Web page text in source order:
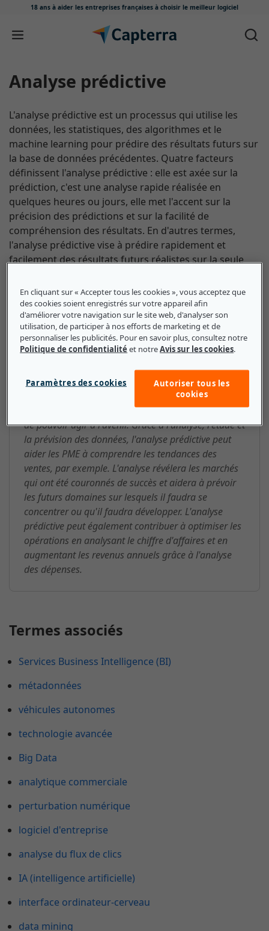
18 ans à aider les entreprises françaises à choisir le meilleur logiciel
Passer au contenu
analyse prédictive
L'analyse prédictive est un processus qui utilise les
données, les statistiques, des algorithmes et le
machine learning pour prédire des résultats futurs sur
la base de données précédentes. Quatre facteurs
définissent l'analyse prédictive : elle est axée sur la
prédiction, c'est une analyse rapide réalisée en
quelques heures ou jours, elle met l'accent sur la
précision des prédictions et sur la facilité de
compréhension des résultats. En d'autres termes,
l'analyse prédictive vise à prédire rapidement et
facilement des résultats futurs réalistes sur la seule
analyse prédictive : ce que les
petites et moyennes entreprises
Pour une PME, l'analyse prédictive est essentielle
pour réduire les risques en comprenant le passé afin
de pouvoir agir à l'avenir. Grâce à l'analyse, l'étude et
la prévision des données, l'analyse prédictive peut
aider les PME à comprendre les tendances des
ventes, par exemple. L'analyse révélera les marchés
qui ont été couronnés de succès et aidera à prévoir
les futurs domaines sur lesquels il faudra se
concentrer ou qu'il faudra développer. L'analyse
prédictive peut également contribuer à optimiser les
opérations en analysant le chiffre d'affaires et en
augmentant les revenus annuels grâce à l'analyse
des dépenses.
Termes associés
Services Business Intelligence (BI)
métadonnées
véhicules autonomes
technologie avancée
Big Data
analytique commerciale
perturbation numérique
logiciel d'entreprise
analyse du flux de clics
IA (intelligence artificielle)
interface ordinateur-cerveau
data mining
En cliquant sur « Accepter tous les cookies », vous acceptez que
des cookies soient enregistrés sur votre appareil afin
d'améliorer votre navigation sur le site web, d'analyser son
utilisation, de participer à nos efforts de marketing et de
personnaliser les publicités. Pour en savoir plus, consultez notre
Politique de confidentialité et notreAvis sur les cookies.
Paramètres des cookies
Autoriser tous les
cookies